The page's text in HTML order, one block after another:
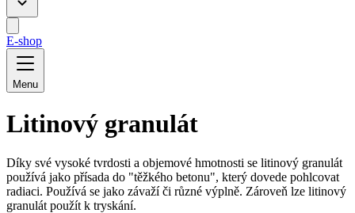
E-shop
Menu
Litinový granulát
Díky své vysoké tvrdosti a objemové hmotnosti se litinový granulát
používá jako přísada do "těžkého betonu", který dovede pohlcovat
radiaci. Používá se jako závaží či různé výplně. Zároveň lze litinový
granulát použít k tryskání.